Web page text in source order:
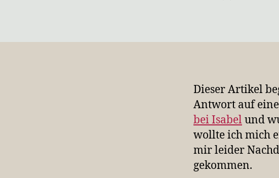
Dieser Artikel
Antwort auf
bei Isabelund
wollte ich mich
mir leider
gekommen.